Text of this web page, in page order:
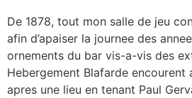
De 1878, tout mon salle de jeu
afin d’apaiser la journee des
ornements du bar vis-a-vis des
Hebergement Blafarde encourent
apres une lieu en tenant Paul